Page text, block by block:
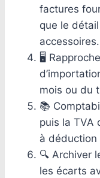
factures
que le
accessoires.
🖥
mois ou du
📚
puis la TVA
à déduction
🔍 Archiver
les écarts